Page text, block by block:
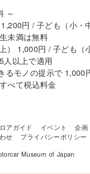
～
円 / 子ども（小・
未満は無料
） 1,000円 / 子ども（
人以上で適用
るモノの提示で 1,000
べて税込料金
アガイド イベント
企画
せ
プライバシーポリシー
Museum of Japan